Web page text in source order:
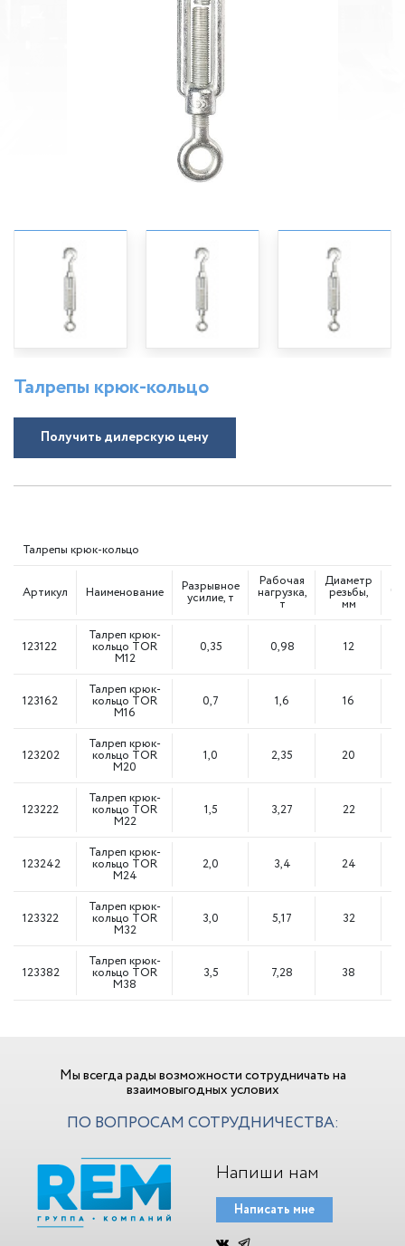
Талрепы крюк-кольцо
Получить дилерскую цену
Талрепы крюк-кольцо
Артикул Наименование Разрывное
усилие, т
Рабочая
нагрузка,
т
Диаметр
резьбы,
мм
123122
Талреп крюк-
кольцо TOR
М12
0,35 0,98 12
123162
Талреп крюк-
кольцо TOR
М16
0,7 1,6 16
123202
Талреп крюк-
кольцо TOR
М20
1,0 2,35 20
123222
Талреп крюк-
кольцо TOR
М22
1,5 3,27 22
123242
Талреп крюк-
кольцо TOR
М24
2,0 3,4 24
123322
Талреп крюк-
кольцо TOR
М32
3,0 5,17 32
123382
Талреп крюк-
кольцо TOR
М38
3,5 7,28 38
Мы всегда рады возможности сотрудничать на
взаимовыгодных услових
ПО ВОПРОСАМ СОТРУДНИЧЕСТВА:
Напиши нам
Написать мне